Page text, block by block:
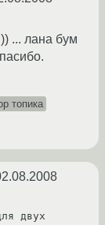
... лана бум
топика
двух